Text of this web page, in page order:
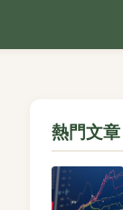
熱門文章